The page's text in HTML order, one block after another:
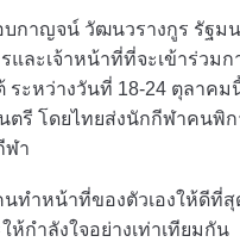
กาญจน์ วัฒนวรางกูร รัฐม
ละเจ้าหน้าที่ที่จะเข้าร่วมก
ระหว่างวันที่ 18-24 ตุลาค
รี โดยไทยส่งนักกีฬาคนพิก
ฬา
ทำหน้าที่ของตัวเองให้ดีที่
กำลังใจอย่างเท่าเทียมกัน